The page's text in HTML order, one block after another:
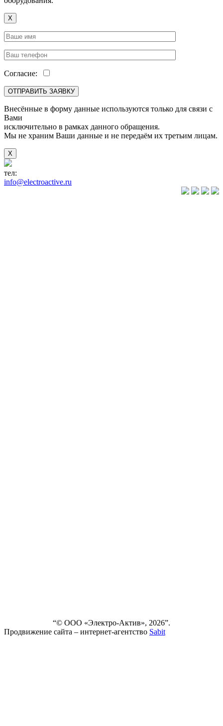
X
Согласие:
Внесённые в форму данные используются только для связи с
Вами
исключительно в рамках данного обращения.
Мы не храним Ваши данные и не передаём их третьим лицам.
X
тел:
info@electroactive.ru
“© ООО «Электро-Актив», 2026”.
Продвижение сайта – интернет-агентство Sabit